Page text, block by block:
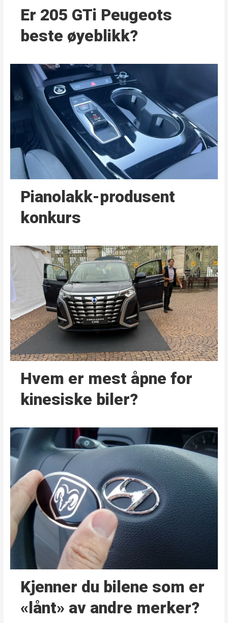
Er 205 GTi Peugeots
beste øyeblikk?
Pianolakk-produsent
konkurs
Hvem er mest åpne for
kinesiske biler?
Kjenner du bilene som er
«lånt» av andre merker?